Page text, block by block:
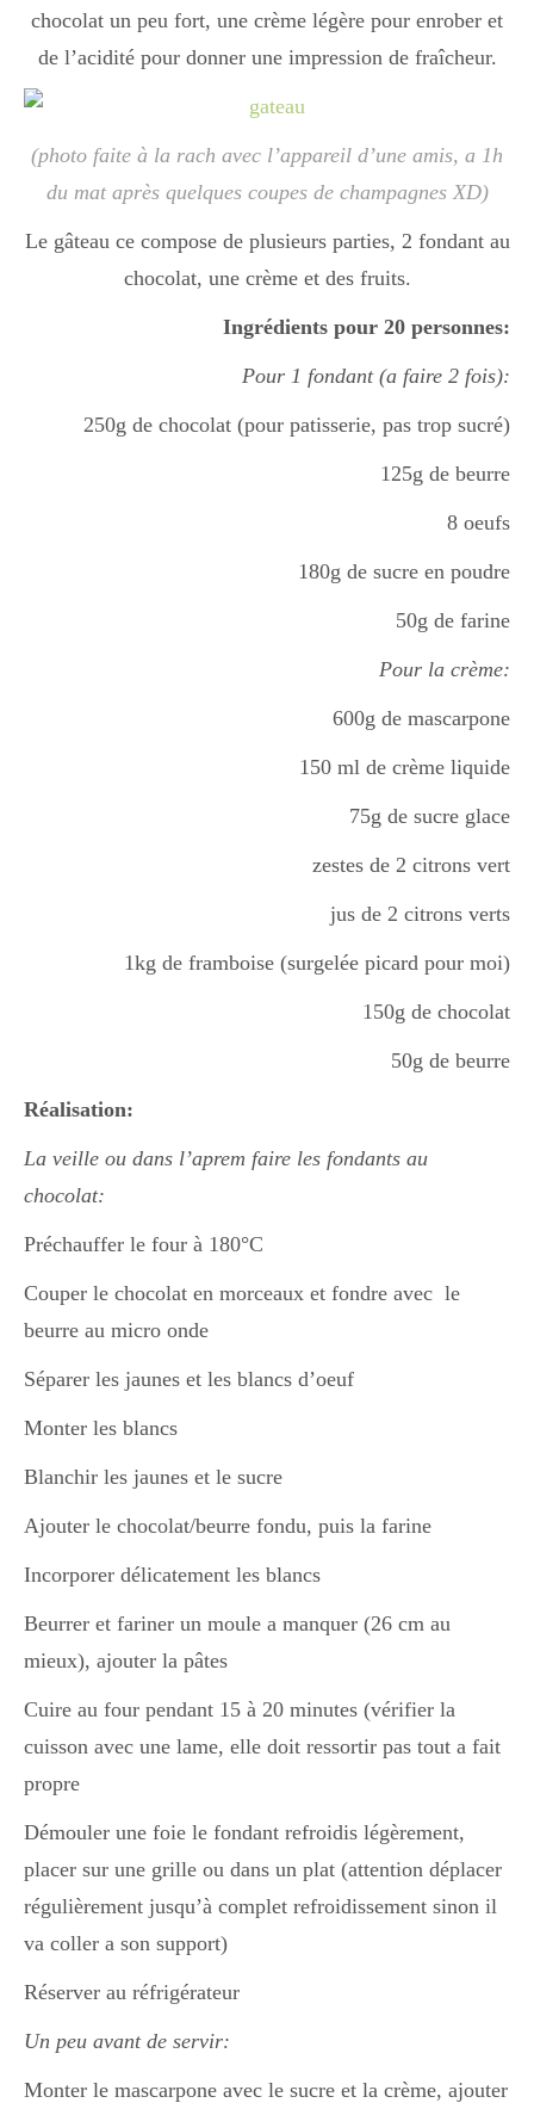
Les classiques
Mes amis en cuisine
Recettes Végétariennes
Resto
Divers
Semaines Spéciales
cupcake
Halloween
Boulette
chocolat un peu fort, une crème légère pour enrober et
de l’acidité pour donner une impression de fraîcheur.
(photo faite à la rach avec l’appareil d’une amis, a 1h
du mat après quelques coupes de champagnes XD)
Le gâteau ce compose de plusieurs parties, 2 fondant au
chocolat, une crème et des fruits.
Ingrédients pour 20 personnes:
Pour 1 fondant (a faire 2 fois):
250g de chocolat (pour patisserie, pas trop sucré)
125g de beurre
8 oeufs
180g de sucre en poudre
50g de farine
Pour la crème:
600g de mascarpone
150 ml de crème liquide
75g de sucre glace
zestes de 2 citrons vert
jus de 2 citrons verts
1kg de framboise (surgelée picard pour moi)
150g de chocolat
50g de beurre
Réalisation:
La veille ou dans l’aprem faire les fondants au
chocolat:
Préchauffer le four à 180°C
Couper le chocolat en morceaux et fondre avec le
beurre au micro onde
Séparer les jaunes et les blancs d’oeuf
Monter les blancs
Blanchir les jaunes et le sucre
Ajouter le chocolat/beurre fondu, puis la farine
Incorporer délicatement les blancs
Beurrer et fariner un moule a manquer (26 cm au
mieux), ajouter la pâtes
Cuire au four pendant 15 à 20 minutes (vérifier la
cuisson avec une lame, elle doit ressortir pas tout a fait
propre
Démouler une foie le fondant refroidis légèrement,
placer sur une grille ou dans un plat (attention déplacer
régulièrement jusqu’à complet refroidissement sinon il
va coller a son support)
Réserver au réfrigérateur
Un peu avant de servir:
Monter le mascarpone avec le sucre et la crème, ajouter